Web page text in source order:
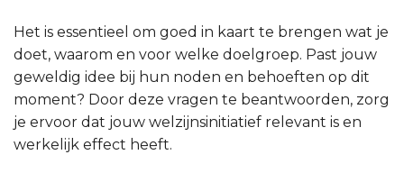
Het is essentieel om goed in kaart te brengen wat je
doet, waarom en voor welke doelgroep. Past jouw
geweldig idee bij hun noden en behoeften op dit
moment? Door deze vragen te beantwoorden, zorg
je ervoor dat jouw welzijnsinitiatief relevant is en
werkelijk effect heeft.